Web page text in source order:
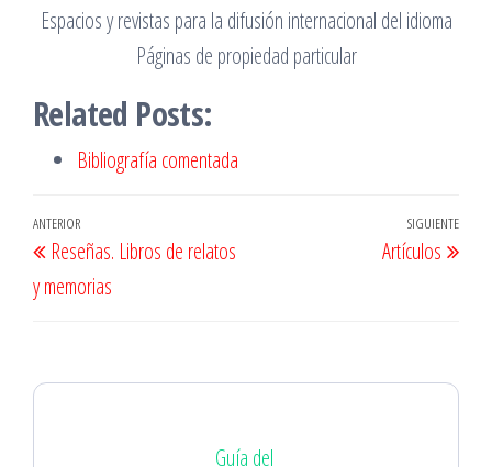
Espacios y revistas para la difusión internacional del idioma
Páginas de propiedad particular
Related Posts:
Bibliografía comentada
Navegación
de
entradas
Entrada
anterior
ANTERIOR
Reseñas. Libros de relatos
y memorias
SIGUIENTE
Artículos
Guía del